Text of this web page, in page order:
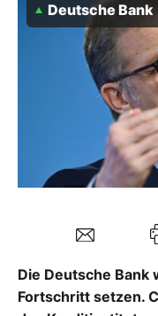
BO-Musterdepots
Experten
Mein Konto
Folgen Sie uns
Kontakt
Deutsche Bank
Die Deutsche Bank
Fortschritt setzen.